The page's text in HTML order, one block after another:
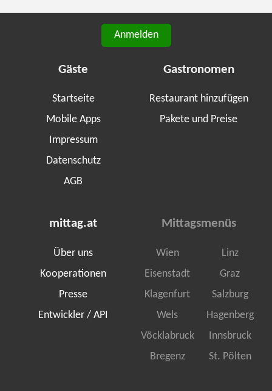
Anmelden
Gäste
Startseite
Mobile Apps
Impressum
Datenschutz
AGB
Gastronomen
Restaurant hinzufügen
Pakete und Preise
mittag.at
Über uns
Kooperationen
Presse
Entwickler / API
Mittagsmenüs
Wien
Linz
Eisenstadt
Graz
Klagenfurt
Salzburg
Wels
Hagenberg
Vöcklabruck
Innsbruck
Bregenz
St. Pölten